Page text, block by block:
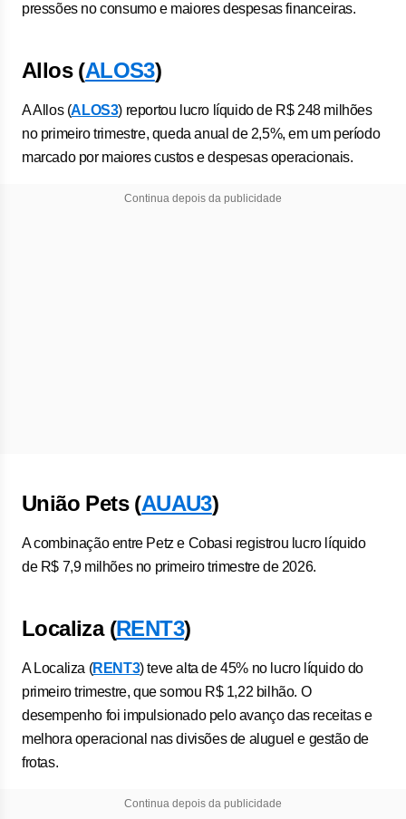
pressões no consumo e maiores despesas financeiras.
Allos (ALOS3)
A Allos (ALOS3) reportou lucro líquido de R$ 248 milhões
no primeiro trimestre, queda anual de 2,5%, em um período
marcado por maiores custos e despesas operacionais.
Continua depois da publicidade
União Pets (AUAU3)
A combinação entre Petz e Cobasi registrou lucro líquido
de R$ 7,9 milhões no primeiro trimestre de 2026.
Localiza (RENT3)
A Localiza (RENT3) teve alta de 45% no lucro líquido do
primeiro trimestre, que somou R$ 1,22 bilhão. O
desempenho foi impulsionado pelo avanço das receitas e
melhora operacional nas divisões de aluguel e gestão de
frotas.
Continua depois da publicidade